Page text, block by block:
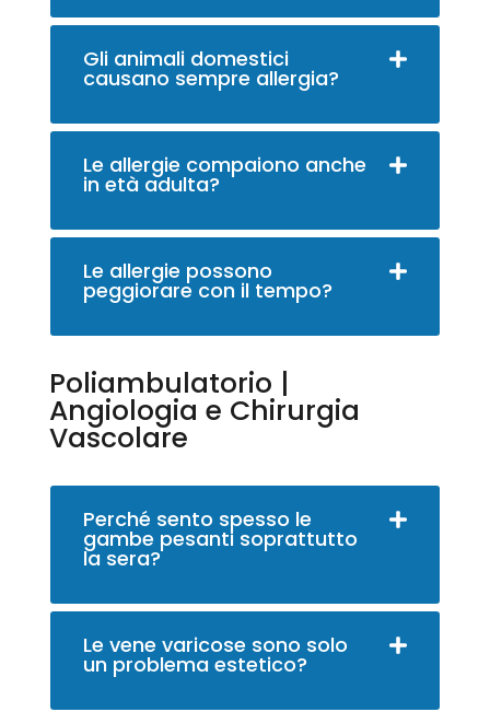
Gli animali domestici
causano sempre allergia?
Le allergie compaiono anche
in età adulta?
Le allergie possono
peggiorare con il tempo?
Poliambulatorio |
Angiologia e Chirurgia
Vascolare
Perché sento spesso le
gambe pesanti soprattutto
la sera?
Le vene varicose sono solo
un problema estetico?